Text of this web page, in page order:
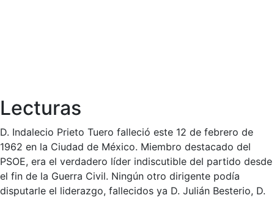
Lecturas
D. Indalecio Prieto Tuero falleció este 12 de febrero de
1962 en la Ciudad de México. Miembro destacado del
PSOE, era el verdadero líder indiscutible del partido desde
el fin de la Guerra Civil. Ningún otro dirigente podía
disputarle el liderazgo, fallecidos ya D. Julián Besterio, D.